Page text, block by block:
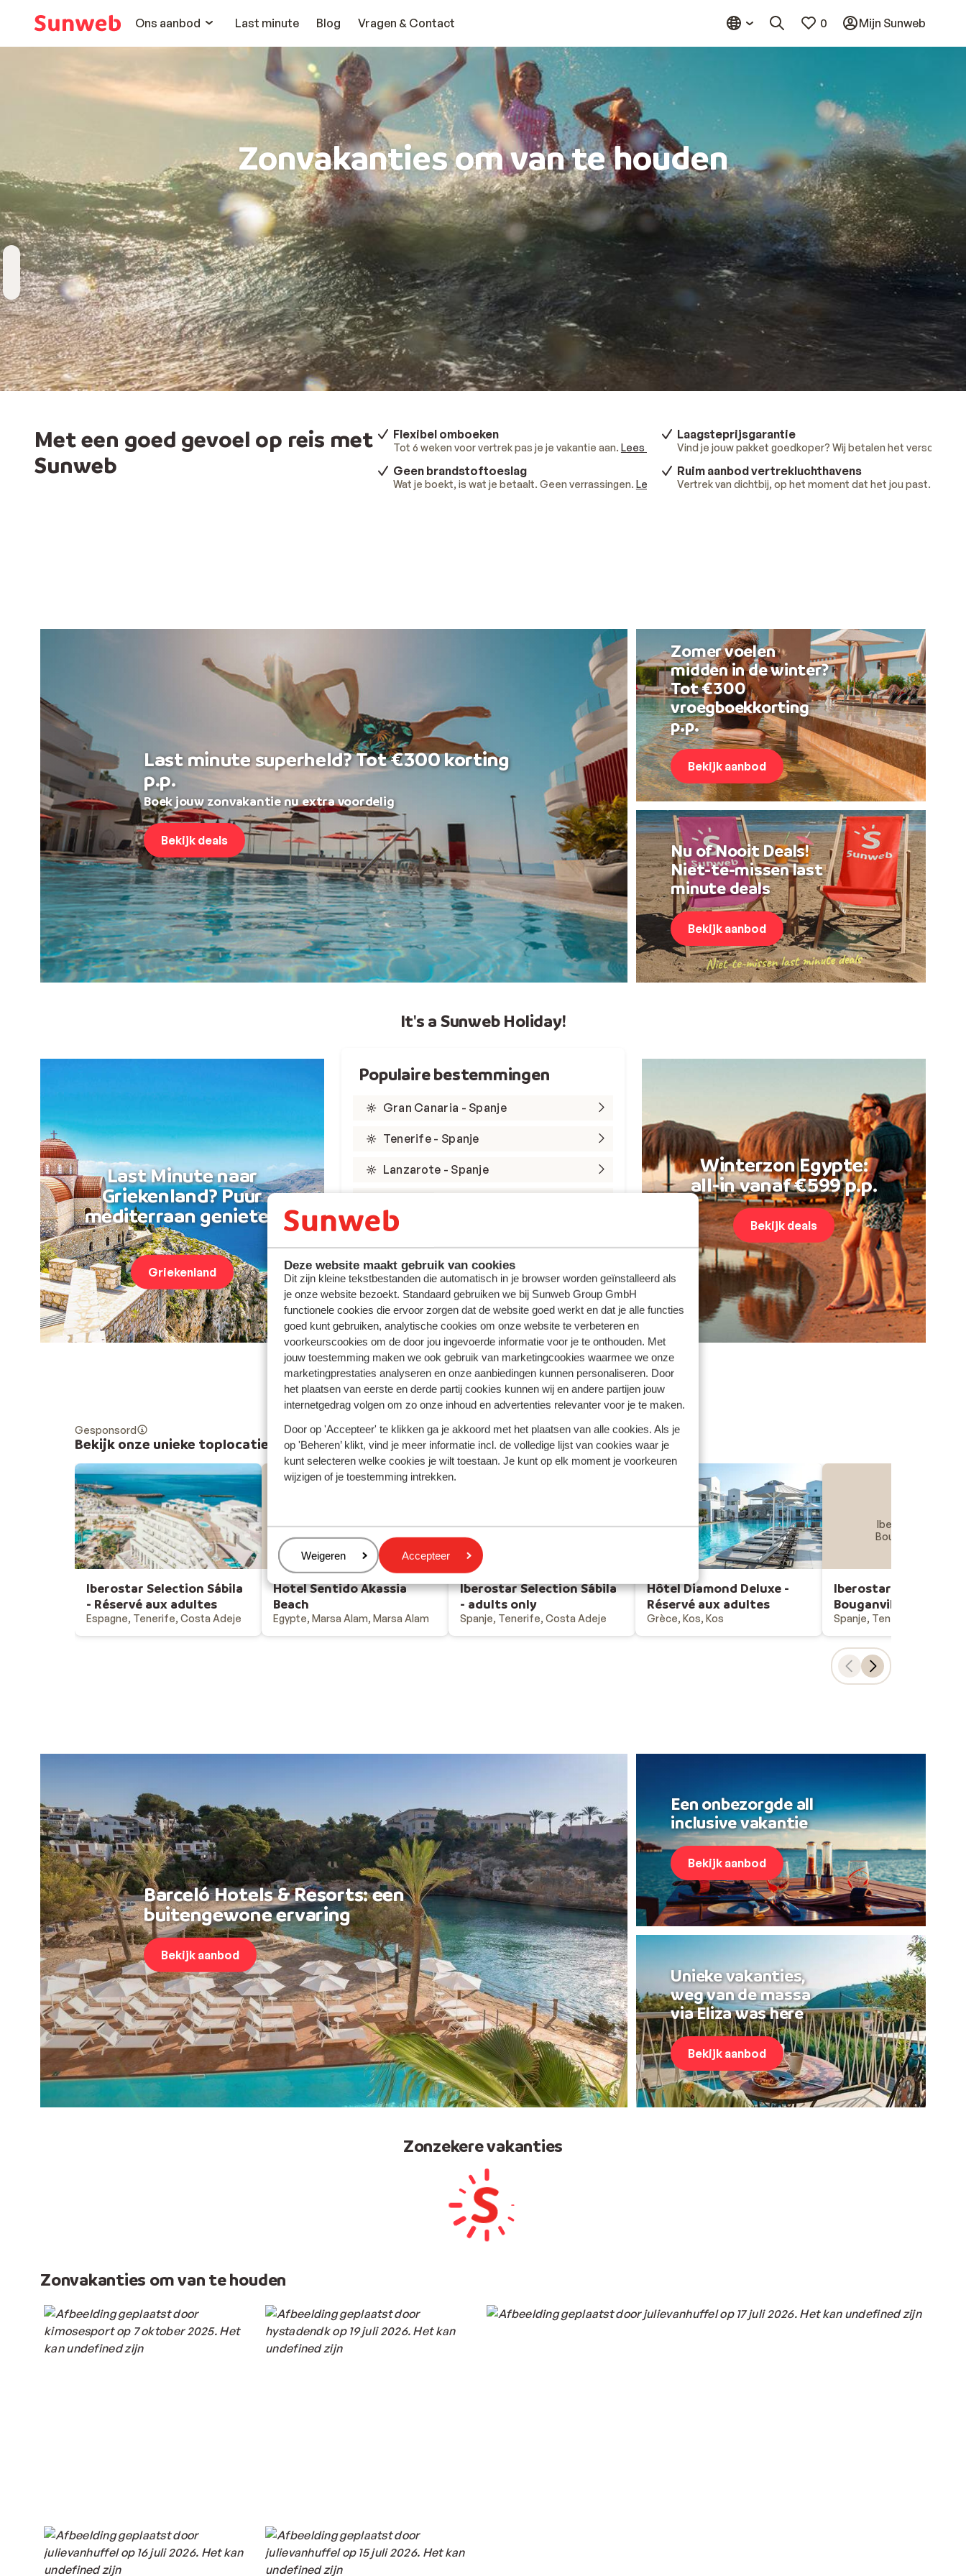
Deze website maakt gebruik van cookies
Dit zijn kleine tekstbestanden die automatisch in je browser worden geïnstalleerd als
je onze website bezoekt. Standaard gebruiken we bij Sunweb Group GmbH
functionele cookies die ervoor zorgen dat de website goed werkt en dat je alle functies
goed kunt gebruiken, analytische cookies om onze website te verbeteren en
voorkeurscookies om de door jou ingevoerde informatie voor je te onthouden. Met
jouw toestemming maken we ook gebruik van marketingcookies waarmee we onze
marketingprestaties analyseren en onze aanbiedingen kunnen personaliseren. Door
het plaatsen van eerste en derde partij cookies kunnen wij en andere partijen jouw
internetgedrag volgen om zo onze inhoud en advertenties relevanter voor je te maken.
Door op 'Accepteer' te klikken ga je akkoord met het plaatsen van alle cookies. Als je
op 'Beheren’ klikt, vind je meer informatie incl. de volledige lijst van cookies waar je
kunt selecteren welke cookies je wilt toestaan. Je kunt op elk moment je voorkeuren
wijzigen of je toestemming intrekken.
Beheren
Weigeren Accepteer
Ons aanbod
Last minute Blog Vragen & Contact 0 Mijn Sunweb
Zonvakanties om van te houden
Bestemming
Kies bestemming
Wanneer
Vertrekdatum
Hoelang
Duur toevoegen
Reizigers
2 personen , 1 kamer
Met een goed gevoel op reis met
Sunweb
Flexibel omboeken
Tot 6 weken voor vertrek pas je je vakantie aan. Lees meer
Laagsteprijsgarantie
Vind je jouw pakket goedkoper? Wij betalen het verschil.
Geen brandstoftoeslag
Wat je boekt, is wat je betaalt. Geen verrassingen. Lees meer.
Ruim aanbod vertrekluchthavens
Vertrek van dichtbij, op het moment dat het jou past.
Last minute superheld? Tot €300 korting
p.p.
Boek jouw zonvakantie nu extra voordelig
Bekijk deals
Zomer voelen
midden in de winter?
Tot €300
vroegboekkorting
p.p.
Bekijk aanbod
Nu of Nooit Deals!
Niet-te-missen last
minute deals
Bekijk aanbod
It's a Sunweb Holiday!
Last Minute naar
Griekenland? Puur
mediterraan genieten
Griekenland
Populaire bestemmingen
Gran Canaria - Spanje
Tenerife - Spanje
Lanzarote - Spanje
Rode Zee - Egypte
Kreta - Griekenland
Rhodos - Griekenland
Turkse Riviera - Turkije
Winterzon Egypte:
all-in vanaf €599 p.p.
Bekijk deals
Gesponsord
Bekijk onze unieke toplocaties
Iberostar Selection Sábila
- Réservé aux adultes
Espagne, Tenerife, Costa Adeje
Hotel Sentido Akassia
Beach
Hotel Sentido Akassia
Beach
Egypte, Marsa Alam, Marsa Alam
Iberostar Selection Sábila
- adults only
Spanje, Tenerife, Costa Adeje
Hôtel Diamond Deluxe -
Réservé aux adultes
Grèce, Kos, Kos
Iberostar Waves
Bouganville Playa
Iberostar Waves
Bouganville Playa
Spanje, Tenerife, Costa
Barceló Hotels & Resorts: een
buitengewone ervaring
Bekijk aanbod
Een onbezorgde all
inclusive vakantie
Bekijk aanbod
Unieke vakanties,
weg van de massa
via Eliza was here
Bekijk aanbod
Zonzekere vakanties
Zonvakanties om van te houden